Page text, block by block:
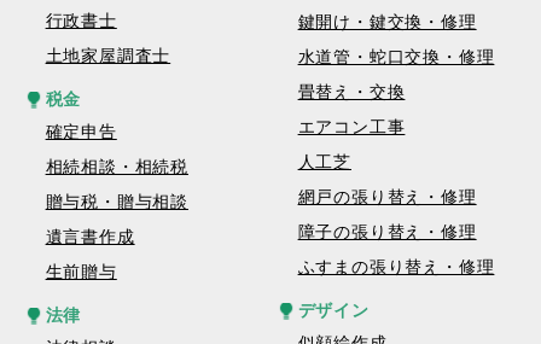
行政書士
土地家屋調査士
税金
確定申告
相続相談・相続税
贈与税・贈与相談
遺言書作成
生前贈与
法律
鍵開け・鍵交換・修理
水道管・蛇口交換・修理
畳替え・交換
エアコン工事
人工芝
網戸の張り替え・修理
障子の張り替え・修理
ふすまの張り替え・修理
デザイン